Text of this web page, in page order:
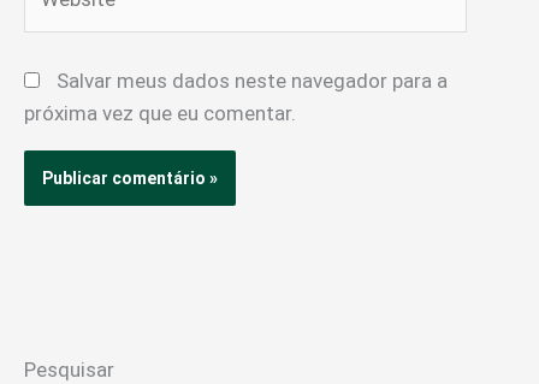
Salvar meus dados neste navegador para a
próxima vez que eu comentar.
Pesquisar